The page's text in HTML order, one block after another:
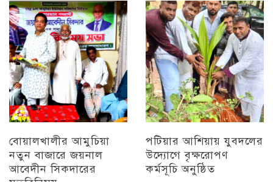
অন্যান্য
বোয়ালখালীর আমুচিয়া
নতুন বাজারে জয়নাল
আবেদীন সিকদারের
মতবিনিময়
পটিয়ার আশিয়ায় যুবদলের
উদ্যোগে বৃক্ষরোপণ
কর্মসূচি অনুষ্ঠিত